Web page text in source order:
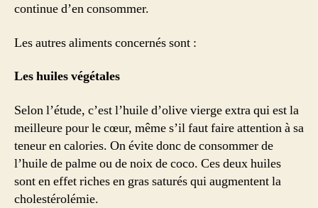
continue d’en consommer.
Les autres aliments concernés sont :
Les huiles végétales
Selon l’étude, c’est l’huile d’olive vierge extra qui est la
meilleure pour le cœur, même s’il faut faire attention à sa
teneur en calories. On évite donc de consommer de
l’huile de palme ou de noix de coco. Ces deux huiles
sont en effet riches en gras saturés qui augmentent la
cholestérolémie.